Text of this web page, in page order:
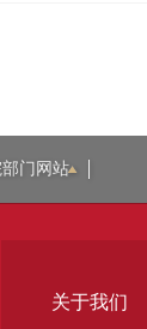
门网站
关于我们